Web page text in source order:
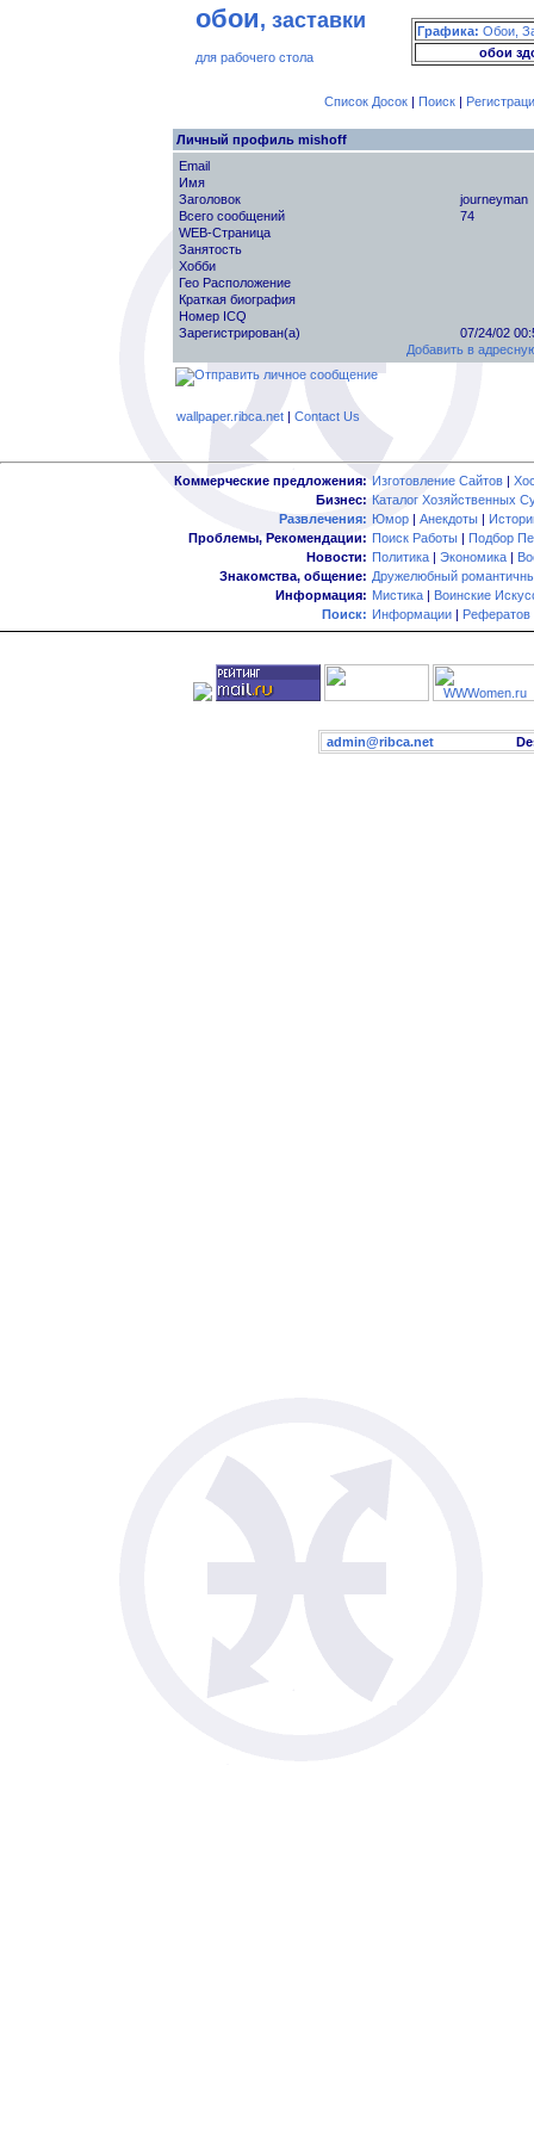
обои, заставки
для рабочего стола
Графика: Обои,
обои
Список Досок | Поиск |
Личный профиль mishoff
Email
Имя
Заголовок
journeyman
Всего сообщений
74
WEB-Страница
Занятость
Хобби
Гео Расположение
Краткая биография
Номер ICQ
Зарегистрирован(а)
07/24/02
Добавить в
wallpaper.ribca.net| Contact Us
Коммерческие предложения: Изготовление Сайтов |
Бизнес: Каталог Хозяйственных
Развлечения: Юмор | Анекдоты |
Проблемы, Рекомендации: Поиск Работы | Подбор
Новости: Политика | Экономика |
Знакомства, общение: Дружелюбный
Информация: Мистика | Воинские
Поиск: Информации | Рефератов
admin@ribca.net